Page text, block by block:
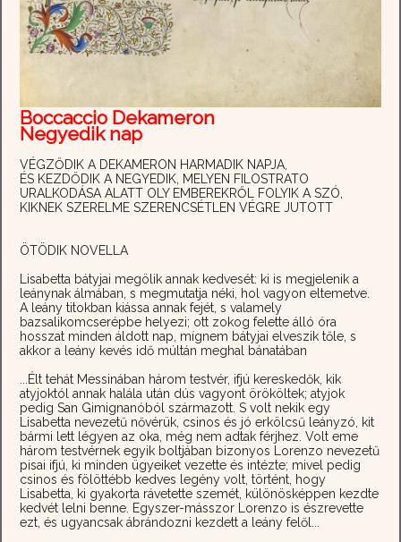
Boccaccio Dekameron
Negyedik nap
VÉGZŐDIK A DEKAMERON HARMADIK NAPJA,
ÉS KEZDŐDIK A NEGYEDIK, MELYEN FILOSTRATO
URALKODÁSA ALATT OLY EMBEREKRŐL FOLYIK A SZÓ,
KIKNEK SZERELME SZERENCSÉTLEN VÉGRE JUTOTT
ÖTÖDIK NOVELLA
Lisabetta bátyjai megölik annak kedvesét: ki is megjelenik a
leánynak álmában, s megmutatja néki, hol vagyon eltemetve.
A leány titokban kiássa annak fejét, s valamely
bazsalikomcserépbe helyezi; ott zokog felette álló óra
hosszat minden áldott nap, mígnem bátyjai elveszik tőle, s
akkor a leány kevés idő múltán meghal bánatában
...Élt tehát Messinában három testvér, ifjú kereskedők, kik
atyjoktól annak halála után dús vagyont örököltek; atyjok
pedig San Gimignanóból származott. S volt nekik egy
Lisabetta nevezetű nővérük, csinos és jó erkölcsű leányzó, kit
bármi lett légyen az oka, még nem adtak férjhez. Volt eme
három testvérnek egyik boltjában bizonyos Lorenzo nevezetű
pisai ifjú, ki minden ügyeiket vezette és intézte; mivel pedig
csinos és fölöttébb kedves legény volt, történt, hogy
Lisabetta, ki gyakorta rávetette szemét, különösképpen kezdte
kedvét lelni benne. Egyszer-másszor Lorenzo is észrevette
ezt, és ugyancsak ábrándozni kezdett a leány felől...